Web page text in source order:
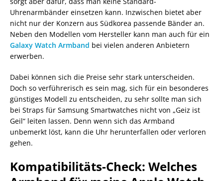
Uhrenarmbänder einsetzen kann. Inzwischen bietet aber
nicht nur der Konzern aus Südkorea passende Bänder an.
Neben den Modellen vom Hersteller kann man auch für ein
Galaxy Watch Armband bei vielen anderen Anbietern
erwerben.
Dabei können sich die Preise sehr stark unterscheiden.
Doch so verführerisch es sein mag, sich für ein besonderes
günstiges Modell zu entscheiden, zu sehr sollte man sich
bei Straps für Samsung Smartwatches nicht von „Geiz ist
Geil“ leiten lassen. Denn wenn sich das Armband
unbemerkt löst, kann die Uhr herunterfallen oder verloren
gehen.
Kompatibilitäts-Check: Welches